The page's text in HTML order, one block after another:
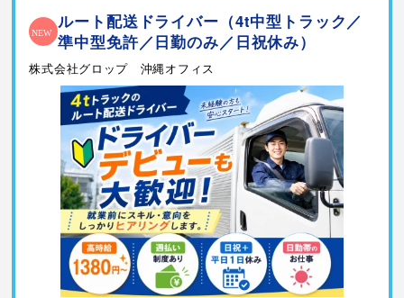
ルート配送ドライバー（4t中型トラック／
準中型免許／日勤のみ／日祝休み）
株式会社グロップ 沖縄オフィス